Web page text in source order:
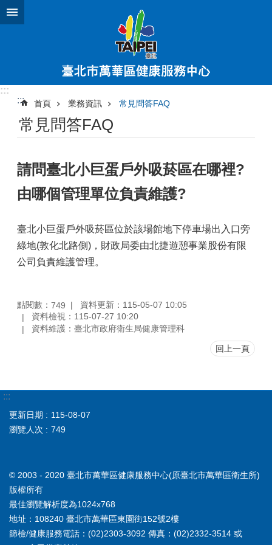
跳到主要內容區塊
:::
:::
首頁 業務資訊 常見問答FAQ
常見問答FAQ
請問臺北小巨蛋戶外吸菸區在哪裡?
由哪個管理單位負責維護?
臺北小巨蛋戶外吸菸區位於該場館地下停車場出入口旁
綠地(敦化北路側)，財政局委由北捷遊憩事業股份有限
公司負責維護管理。
點閱數： 749
資料更新：115-05-07 10:05
資料檢視：115-07-27 10:20
資料維護：臺北市政府衛生局健康管理科
回上一頁
:::
更新日期
115-08-07
瀏覽人次
749
© 2003 - 2020 臺北市萬華區健康服務中心(原臺北市萬華區衛生所)
版權所有
最佳瀏覽解析度為1024x768
地址：108240 臺北市萬華區東園街152號2樓
篩檢/健康服務電話：(02)2303-3092 傳真：(02)2332-3514 或